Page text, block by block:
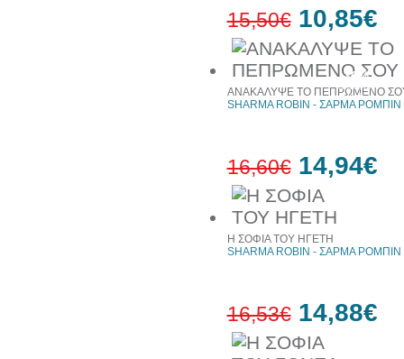
30%
έκπτωση
web
15,50€ 10,85€
ΑΝΑΚΑΛΥΨΕ ΤΟ ΠΕΠΡΩΜΕΝΟ
SHARMA ROBIN - ΣΑΡΜΑ ΡΟΜΠΙΝ
16,60€ 14,94€
Η ΣΟΦΙΑ ΤΟΥ ΗΓΕΤΗ
SHARMA ROBIN - ΣΑΡΜΑ ΡΟΜΠΙΝ
16,53€ 14,88€